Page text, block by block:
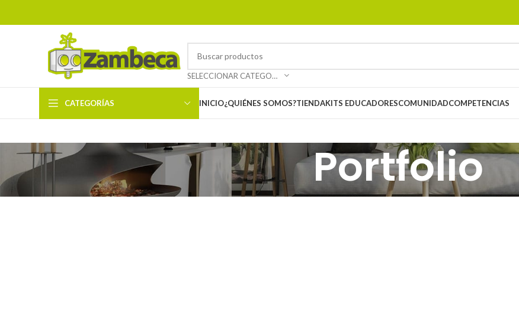
SELECCIONAR CATEGORÍA
CATEGORÍAS INICIO¿QUIÉNES SOMOS?TIENDAKITS EDUCADORESCOMUNIDADCOMPETENCIAS
Portfolio